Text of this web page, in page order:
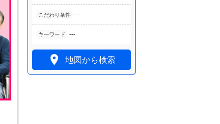
こだわり条件 ---
キーワード ---
 地図から検索